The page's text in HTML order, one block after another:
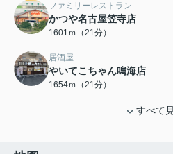
ファミリーレストラン
かつや名古屋笠寺店
1601ｍ（21分）
居酒屋
やいてこちゃん鳴海店
1654ｍ（21分）
すべて